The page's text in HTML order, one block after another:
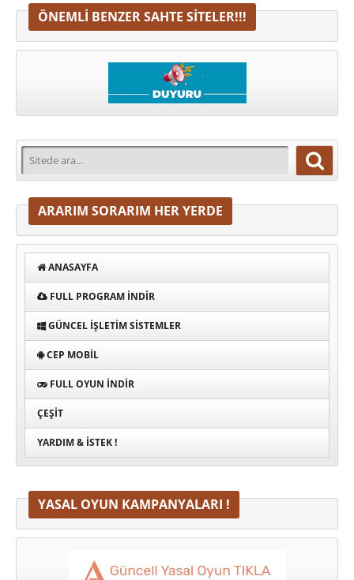
ÖNEMLI BENZER SAHTE SITELER!!!
ARARIM SORARIM HER YERDE
ANASAYFA
FULL PROGRAM INDIR
GÜNCEL İŞLETIM SISTEMLER
CEP MOBIL
FULL OYUN İNDIR
ÇEŞIT
YARDIM & İSTEK !
YASAL OYUN KAMPANYALARI !